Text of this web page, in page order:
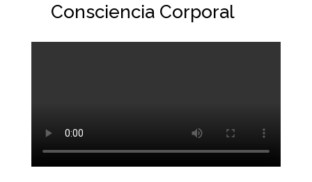
Consciencia Corporal